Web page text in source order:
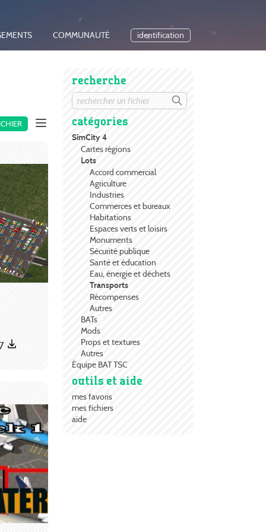
COMMUNAUTÉ identification
recherche
catégories
SimCity 4
Cartes régions
Lots
Accord commercial
Agriculture
Industries
Commerces et bureaux
Habitations
Espaces verts et loisirs
Monuments
Sécurité publique
Santé et éducation
Eau, énergie et déchets
Transports
Récompenses
Autres
BATs
Mods
Props et textures
Autres
Équipe BAT TSC
outils et aide
mes favoris
mes fichiers
aide